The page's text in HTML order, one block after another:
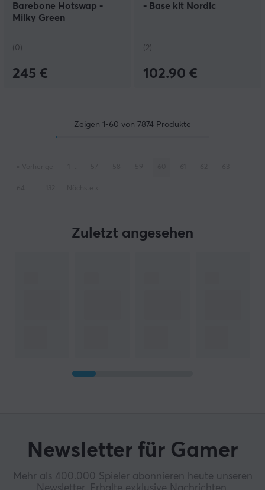
Barebone Hotswap -
Milky Green
(0)
245 €
- Base kit Nordic
(2)
102.90 €
Zeigen 1-60 von 7874 Produkte
Zuletzt angesehen
Newsletter für Gamer
Mehr als 400.000 Spieler abonnieren heute unseren